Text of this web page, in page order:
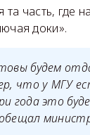
часть, где
доки».
будем
что у МГУ
года это